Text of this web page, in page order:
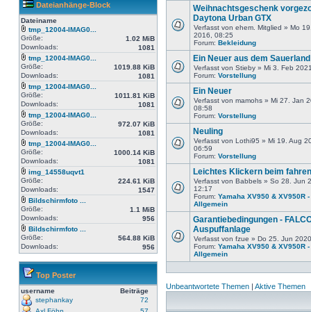
Dateianhänge-Block
Dateiname
tmp_12004-IMAG0...
Größe:
1.02 MiB
Downloads:
1081
tmp_12004-IMAG0...
Größe:
1019.88 KiB
Downloads:
1081
tmp_12004-IMAG0...
Größe:
1011.81 KiB
Downloads:
1081
tmp_12004-IMAG0...
Größe:
972.07 KiB
Downloads:
1081
tmp_12004-IMAG0...
Größe:
1000.14 KiB
Downloads:
1081
img_14558uqvt1
Größe:
224.61 KiB
Downloads:
1547
Bildschirmfoto ...
Größe:
1.1 MiB
Downloads:
956
Bildschirmfoto ...
Größe:
564.88 KiB
Downloads:
956
Top Poster
username
Beiträge
stephankay
72
Weihnachtsgeschenk
Daytona Urban GTX
Verfasst von ehem. Mitglied » Mo
2016, 08:25
Forum: Bekleidung
Ein Neuer aus dem Sauerland
Verfasst von Stieby » Mi 3. Feb
Forum: Vorstellung
Ein Neuer
Verfasst von mamohs » Mi 27. Jan
08:58
Forum: Vorstellung
Neuling
Verfasst von Lothi95 » Mi 19. Aug
06:59
Forum: Vorstellung
Leichtes Klickern beim fahren
Verfasst von Babbels » So 28. Jun
12:17
Forum: Yamaha XV950 & XV950R -
Allgemein
Garantiebedingungen -
Auspuffanlage
Verfasst von fzue » Do 25. Jun
Forum: Yamaha XV950 & XV950R -
Allgemein
Unbeantwortete Themen | Aktive Themen